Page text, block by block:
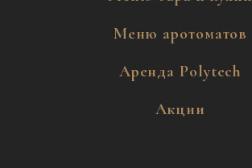
Меню аротоматов
Аренда Polytech
Акции